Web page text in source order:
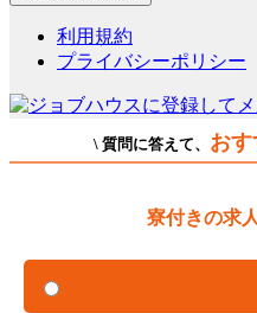
利用規約
プライバシーポリシー
\ 質問に答えて、 お
寮付きの求